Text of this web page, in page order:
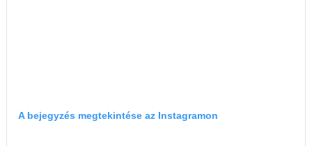
A bejegyzés megtekintése az Instagramon